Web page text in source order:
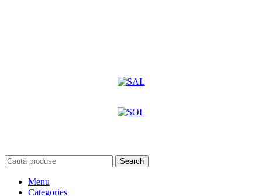
Search
Menu
Categories